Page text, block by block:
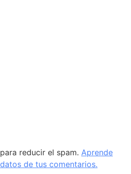
reducir el spam. Aprende
de tus comentarios.